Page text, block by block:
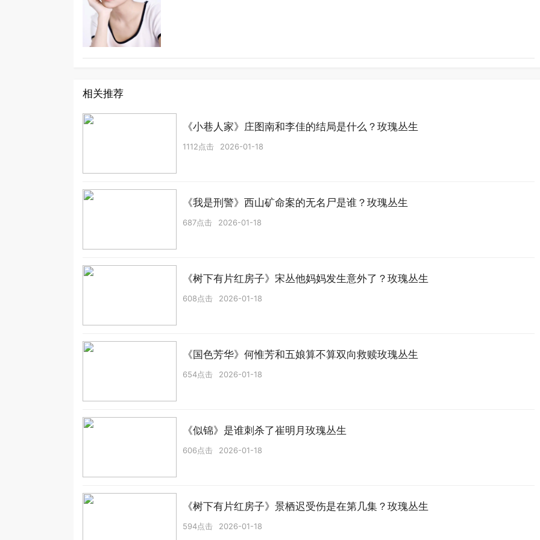
相关推荐
《小巷人家》庄图南和李佳的结局是什么？玫瑰丛生
1112点击 2026-01-18
《我是刑警》西山矿命案的无名尸是谁？玫瑰丛生
687点击 2026-01-18
《树下有片红房子》宋丛他妈妈发生意外了？玫瑰丛生
608点击 2026-01-18
《国色芳华》何惟芳和五娘算不算双向救赎玫瑰丛生
654点击 2026-01-18
《似锦》是谁刺杀了崔明月玫瑰丛生
606点击 2026-01-18
《树下有片红房子》景栖迟受伤是在第几集？玫瑰丛生
594点击 2026-01-18